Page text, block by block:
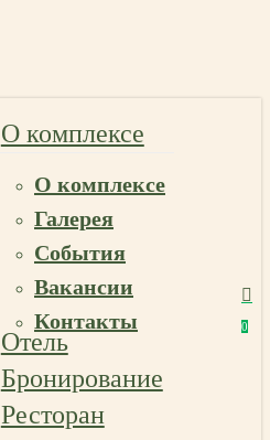
0
О комплексе
О комплексе
Галерея
События
Вакансии
Контакты
Отель
Бронирование
Ресторан